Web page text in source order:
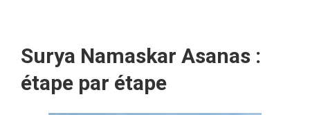
Surya Namaskar Asanas :
étape par étape